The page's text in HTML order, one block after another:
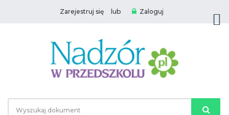
Zarejestruj się lub Zaloguj